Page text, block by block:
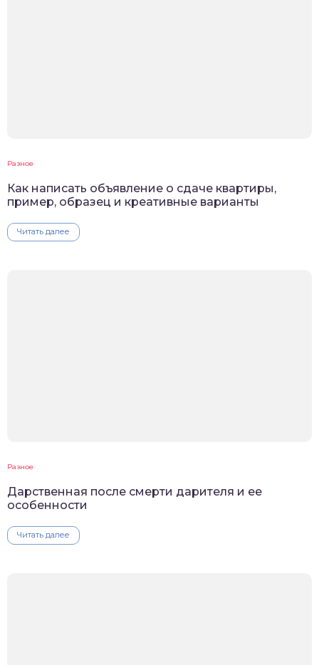
Разное
Как написать объявление о сдаче квартиры,
пример, образец и креативные варианты
Читать далее
Разное
Дарственная после смерти дарителя и ее
особенности
Читать далее